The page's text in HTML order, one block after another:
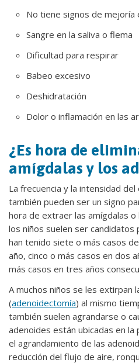
No tiene signos de mejoría
Sangre en la saliva o flema
Dificultad para respirar
Babeo excesivo
Deshidratación
Dolor o inflamación en las
¿Es hora de
amígdalas y los
La frecuencia y la intensidad
también pueden ser un signo
hora de extraer las amígdalas
los niños suelen ser candidatos
han tenido siete o más casos de
año, cinco o más casos en dos
más casos en tres años
A muchos niños se les extirpan
(adenoidectomía) al mismo
también suelen agrandarse o
adenoides están ubicadas en
el agrandamiento de las
reducción del flujo de aire,